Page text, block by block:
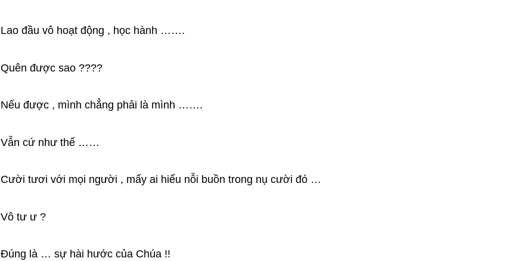
Lao đầu vô hoạt động , học hành …….
Quên được sao ????
Nếu được , mình chẳng phải là mình …….
Vẫn cứ như thế ……
Cười tươi với mọi người , mấy ai hiểu nỗi buồn trong nụ cười đó …
Vô tư ư ?
Đúng là … sự hài hước của Chúa !!